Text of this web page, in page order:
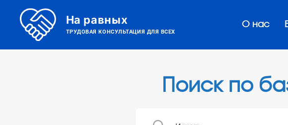
На равных
ТРУДОВАЯ КОНСУЛЬТАЦИЯ ДЛЯ ВСЕХ
О нас
Поиск по